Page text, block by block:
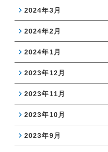
2024年3月
2024年2月
2024年1月
2023年12月
2023年11月
2023年10月
2023年9月